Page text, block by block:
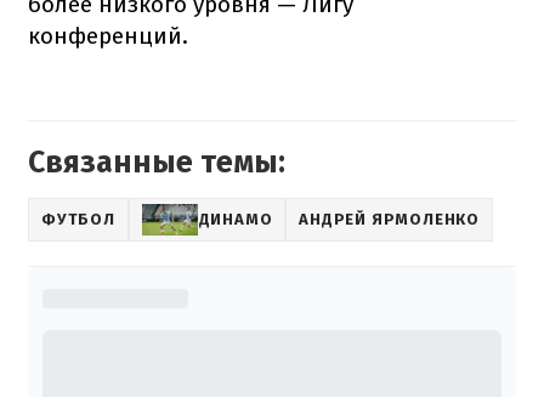
конференций.
Связанные темы:
ФУТБОЛ ДИНАМО АНДРЕЙ ЯРМОЛЕНКО